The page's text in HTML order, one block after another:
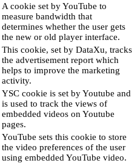
A cookie set by YouTube to
measure bandwidth that
determines whether the user gets
the new or old player interface.
This cookie, set by DataXu, tracks
the advertisement report which
helps to improve the marketing
activity.
YSC cookie is set by Youtube and
is used to track the views of
embedded videos on Youtube
pages.
YouTube sets this cookie to store
the video preferences of the user
using embedded YouTube video.